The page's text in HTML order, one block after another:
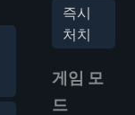
즉시
처치
게임 모
드